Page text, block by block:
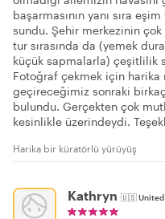
başarmasının yanı sıra
sundu. Şehir merkezinin çok
tur sırasında da (yemek
küçük sapmalarla) çeşitlilik
Fotoğraf çekmek için harika
geçireceğimiz sonraki
bulundu. Gerçekten çok
kesinlikle üzerindeydi.
Harika bir küratörlü yürüyüş
Kathryn 🇺🇸